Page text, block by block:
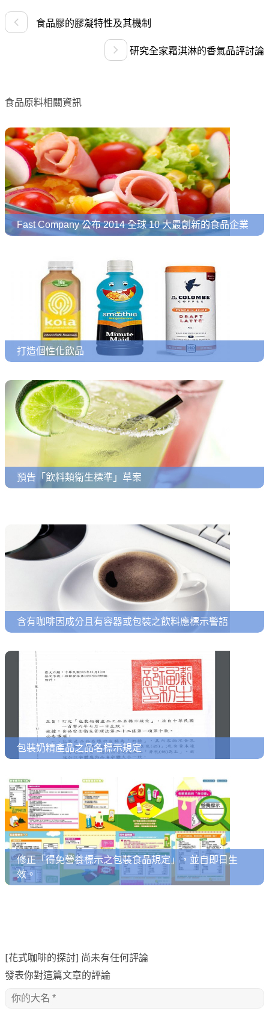
食品膠的膠凝特性及其機制
研究全家霜淇淋的香氣品評討論
食品原料相關資訊
Fast Company 公布 2014 全球 10 大最創新的食品企業
打造個性化飲品
預告「飲料類衛生標準」草案
含有咖啡因成分且有容器或包裝之飲料應標示警語
包裝奶精產品之品名標示規定
修正「得免營養標示之包裝食品規定」，並自即日生
效。
[花式咖啡的探討] 尚未有任何評論
發表你對這篇文章的評論